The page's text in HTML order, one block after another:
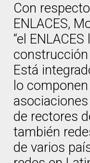
Con
ENLACES,
“el
Está
lo
de rectores
también
de varios